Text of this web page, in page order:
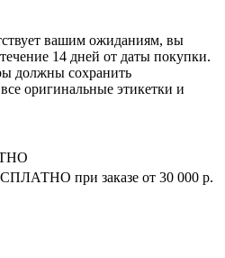
вашим ожиданиям, вы
14 дней от даты покупки.
должны сохранить
оригинальные этикетки и
при заказе от 30 000 р.